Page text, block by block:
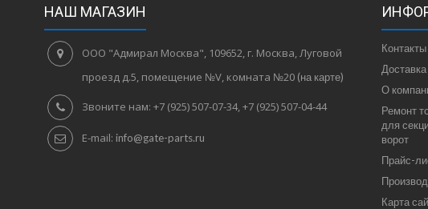
НАШ МАГАЗИН
ООО "Адмирал Москва", 109652, г. Москва, Луговой
проезд д.5, помещение №V, комната №20 (на карте)
Звоните нам: +7 (925) 507-07-34, +7 (925) 507-04-44
E-mail: info@gate-parts.ru
Контакты
Доставка
О
Ремонт
для
ворот
Прайс-
Карта